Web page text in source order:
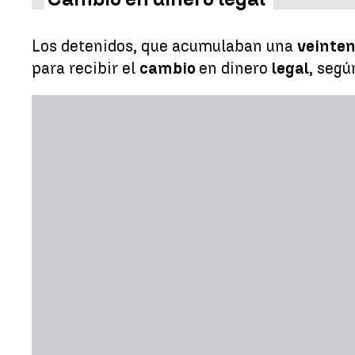
Los detenidos, que acumulaban una
para recibir el cambio en dinero legal,